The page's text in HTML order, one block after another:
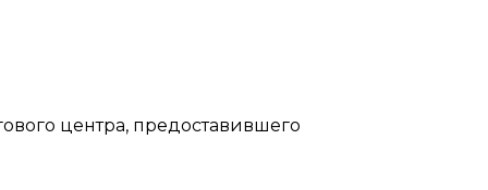
центра, предоставившего